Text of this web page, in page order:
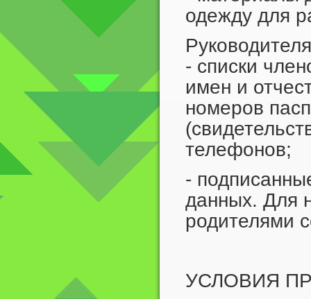
одежду для
- списки
имен и
номеров
телефонов;
-
данных. Для
родителями
УСЛОВИЯ